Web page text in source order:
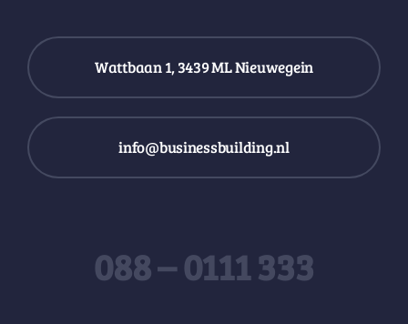
Wattbaan 1, 3439 ML Nieuwegein
info@businessbuilding.nl
088 – 0111 333